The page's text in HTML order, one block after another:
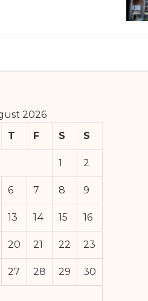
2026
T F S S
1 2
6 7 8 9
13 14 15 16
20 21 22 23
27 28 29 30